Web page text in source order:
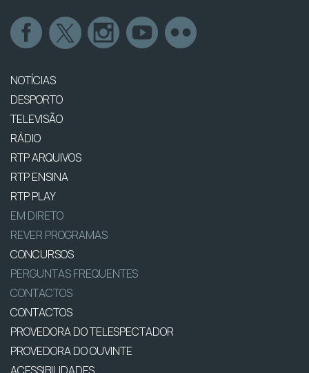
NOTÍCIAS
DESPORTO
TELEVISÃO
RÁDIO
RTP ARQUIVOS
RTP ENSINA
RTP PLAY
EM DIRETO
REVER PROGRAMAS
CONCURSOS
PERGUNTAS FREQUENTES
CONTACTOS
CONTACTOS
PROVEDORA DO TELESPECTADOR
PROVEDORA DO OUVINTE